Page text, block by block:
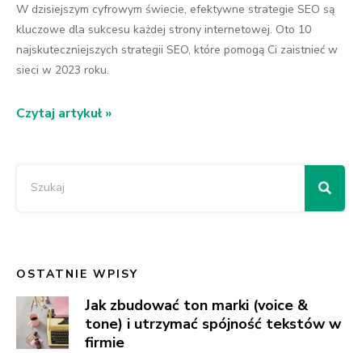
W dzisiejszym cyfrowym świecie, efektywne strategie SEO są
kluczowe dla sukcesu każdej strony internetowej. Oto 10
najskuteczniejszych strategii SEO, które pomogą Ci zaistnieć w
sieci w 2023 roku.
Czytaj artykuł »
OSTATNIE WPISY
Jak zbudować ton marki (voice &
tone) i utrzymać spójność tekstów w
firmie